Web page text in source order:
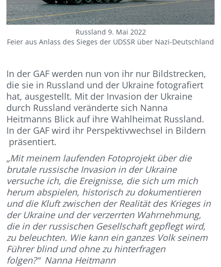
Russland 9. Mai 2022
Feier aus Anlass des Sieges der UDSSR über Nazi-Deutschland
In der GAF werden nun von ihr nur Bildstrecken,
die sie in Russland und der Ukraine fotografiert
hat, ausgestellt. Mit der Invasion der Ukraine
durch Russland veränderte sich Nanna
Heitmanns Blick auf ihre Wahlheimat Russland.
In der GAF wird ihr Perspektivwechsel in Bildern
präsentiert.
„Mit meinem laufenden Fotoprojekt über die
brutale russische Invasion in der Ukraine
versuche ich, die Ereignisse, die sich um mich
herum abspielen, historisch zu dokumentieren
und die Kluft zwischen der Realität des Krieges in
der Ukraine und der verzerrten Wahrnehmung,
die in der russischen Gesellschaft gepflegt wird,
zu beleuchten. Wie kann ein ganzes Volk seinem
Führer blind und ohne zu hinterfragen
folgen?“ Nanna Heitmann